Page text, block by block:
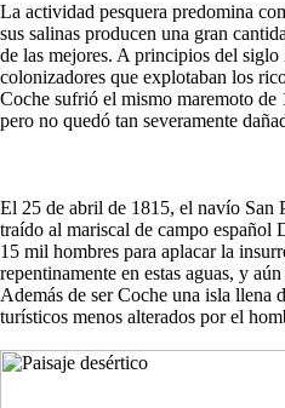
La actividad pesquera predomina
sus salinas producen una gran
de las mejores. A principios del
colonizadores que explotaban los
Coche sufrió el mismo maremoto de
pero no quedó tan severamente
El 25 de abril de 1815, el navío San
traído al mariscal de campo español
15 mil hombres para aplacar la
repentinamente en estas aguas, y
Además de ser Coche una isla llena
turísticos menos alterados por el